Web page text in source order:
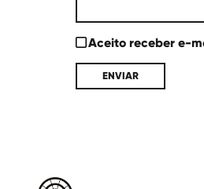
Aceito receber e-